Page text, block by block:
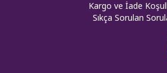
Kargo ve İade
Sıkça Sorulan